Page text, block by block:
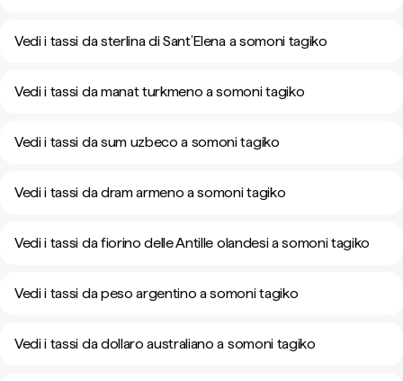
Vedi i tassi da sterlina di Sant’Elena a somoni tagiko
Vedi i tassi da manat turkmeno a somoni tagiko
Vedi i tassi da sum uzbeco a somoni tagiko
Vedi i tassi da dram armeno a somoni tagiko
Vedi i tassi da fiorino delle Antille olandesi a somoni tagiko
Vedi i tassi da peso argentino a somoni tagiko
Vedi i tassi da dollaro australiano a somoni tagiko